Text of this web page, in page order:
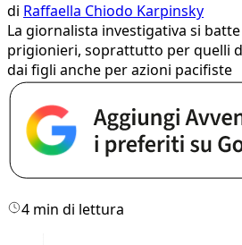
di Raffaella Chiodo Karpinsky
La giornalista investigativa si
prigionieri, soprattutto per quelli
dai figli anche per azioni pacifiste
4 min di lettura